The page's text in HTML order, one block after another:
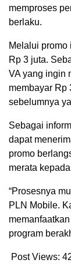
memproses
berlaku.
Melalui promo
Rp 3 juta.
VA yang ingin
membayar Rp
sebelumnya
Sebagai
dapat
promo
merata
“Prosesnya
PLN Mobile.
program
Post Views: